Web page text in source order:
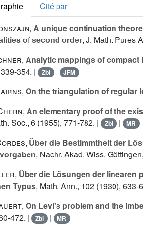
Cité par
, A unique continuation
of second order, J. Math. Pures
, Analytic mappings of compact
354. |
Zbl | JFM
, On the triangulation of regular
, An elementary proof of the
Soc., 6 (1955), 771-782. |
Zbl | MR
, Über die Bestimmtheit der
, Nachr. Akad. Wiss.
, Über die Lösungen der linearen
Typus, Math. Ann., 102 (1930), 633-
, On Levi's problem and the
472. |
Zbl | MR